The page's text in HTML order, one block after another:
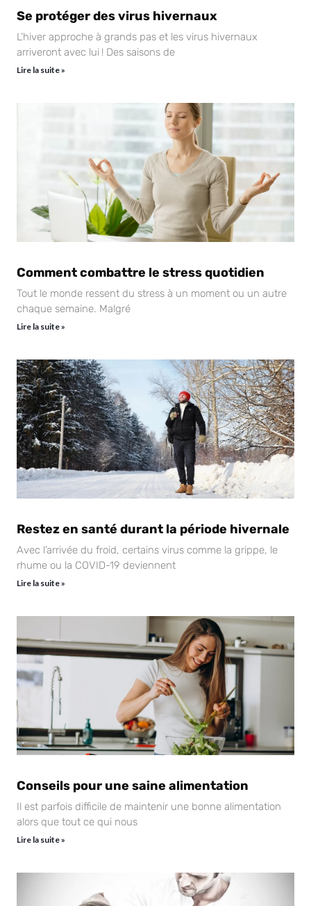
Se protéger des virus hivernaux
L’hiver approche à grands pas et les virus hivernaux
arriveront avec lui ! Des saisons de
Lire la suite »
Comment combattre le stress quotidien
Tout le monde ressent du stress à un moment ou un autre
chaque semaine. Malgré
Lire la suite »
Restez en santé durant la période hivernale
Avec l’arrivée du froid, certains virus comme la grippe, le
rhume ou la COVID-19 deviennent
Lire la suite »
Conseils pour une saine alimentation
Il est parfois difficile de maintenir une bonne alimentation
alors que tout ce qui nous
Lire la suite »